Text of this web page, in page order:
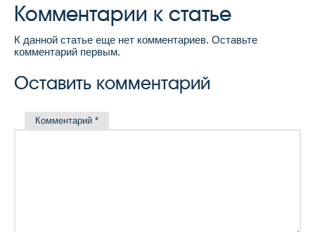
Комментарии к статье
К данной статье еще нет комментариев. Оставьте
комментарий первым.
Оставить комментарий
Комментарий *